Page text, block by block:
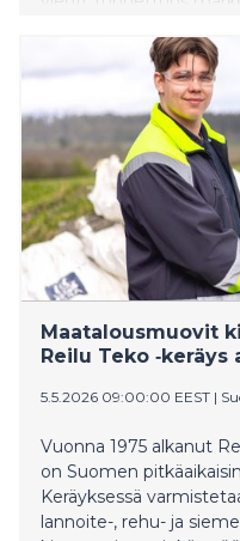
markkinatilanteessa.
Maatalousmuovit
Reilu Teko ‑keräys
5.5.2026 09:00:00 EEST |
Vuonna 1975 alkanut
on Suomen
Keräyksessä
lannoite-, rehu- ja